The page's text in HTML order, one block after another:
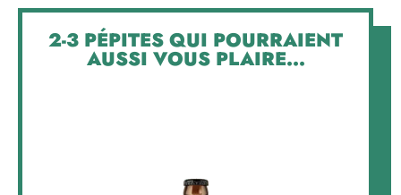
2-3 PÉPITES QUI POURRAIENT
AUSSI VOUS PLAIRE...